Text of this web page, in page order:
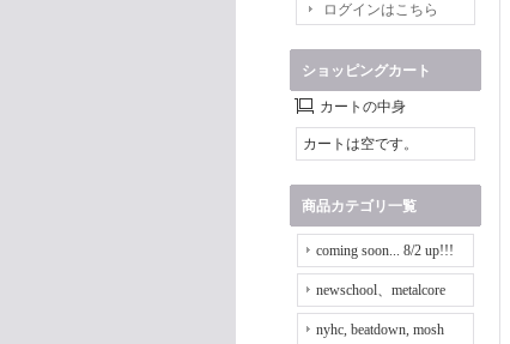
ログインはこちら
ショッピングカート
カートの中身
カートは空です。
商品カテゴリ一覧
coming soon... 8/2 up!!!
newschool、metalcore
nyhc, beatdown, mosh